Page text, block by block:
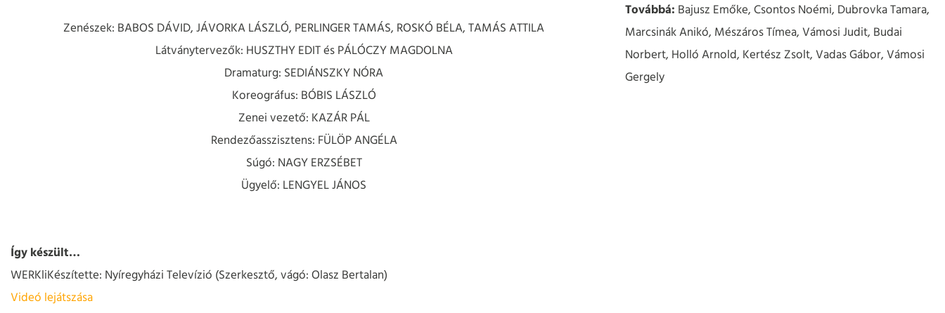
Zenészek: BABOS DÁVID, JÁVORKA LÁSZLÓ, PERLINGER TAMÁS, ROSKÓ BÉLA, TAMÁS ATTILA
Látványtervezők: HUSZTHY EDIT és PÁLÓCZY MAGDOLNA
Dramaturg: SEDIÁNSZKY NÓRA
Koreográfus: BÓBIS LÁSZLÓ
Zenei vezető: KAZÁR PÁL
Rendezőasszisztens: FÜLÖP ANGÉLA
Súgó: NAGY ERZSÉBET
Ügyelő: LENGYEL JÁNOS
Így készült…
WERKliKészítette: Nyíregyházi Televízió (Szerkesztő, vágó: Olasz Bertalan)
Videó lejátszása
Továbbá: Bajusz Emőke, Csontos Noémi, Dubrovka Tamara,
Marcsinák Anikó, Mészáros Tímea, Vámosi Judit, Budai
Norbert, Holló Arnold, Kertész Zsolt, Vadas Gábor, Vámosi
Gergely